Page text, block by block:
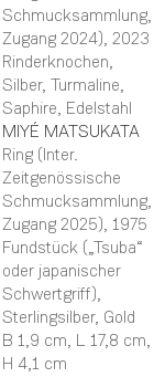
Schmucksammlung,
Zugang 2024), 2023
Rinderknochen,
Silber, Turmaline,
Saphire, Edelstahl
MIYÉ MATSUKATA
Ring (Inter.
Zeitgenössische
Schmucksammlung,
Zugang 2025), 1975
Fundstück („Tsuba“
oder japanischer
Schwertgriff),
Sterlingsilber, Gold
B 1,9 cm, L 17,8 cm,
H 4,1 cm